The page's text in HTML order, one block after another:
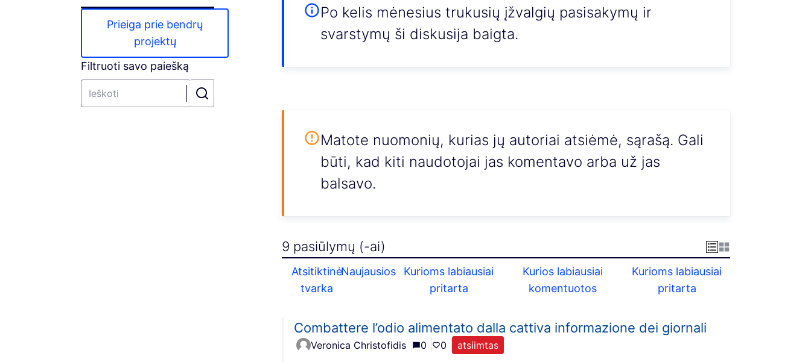
Prieiga prie bendrų
projektų
Filtruoti savo paiešką
Po kelis mėnesius trukusių įžvalgių pasisakymų ir
svarstymų ši diskusija baigta.
Matote nuomonių, kurias jų autoriai atsiėmė, sąrašą. Gali
būti, kad kiti naudotojai jas komentavo arba už jas
balsavo.
9 pasiūlymų (-ai)
Atsitiktinė
tvarka
Naujausios
Kurioms labiausiai
pritarta
Kurios labiausiai
komentuotos
Kurioms labiausiai
pritarta
Combattere l’odio alimentato dalla cattiva informazione dei giornali
Veronica Christofidis 0 0 atsiimtas